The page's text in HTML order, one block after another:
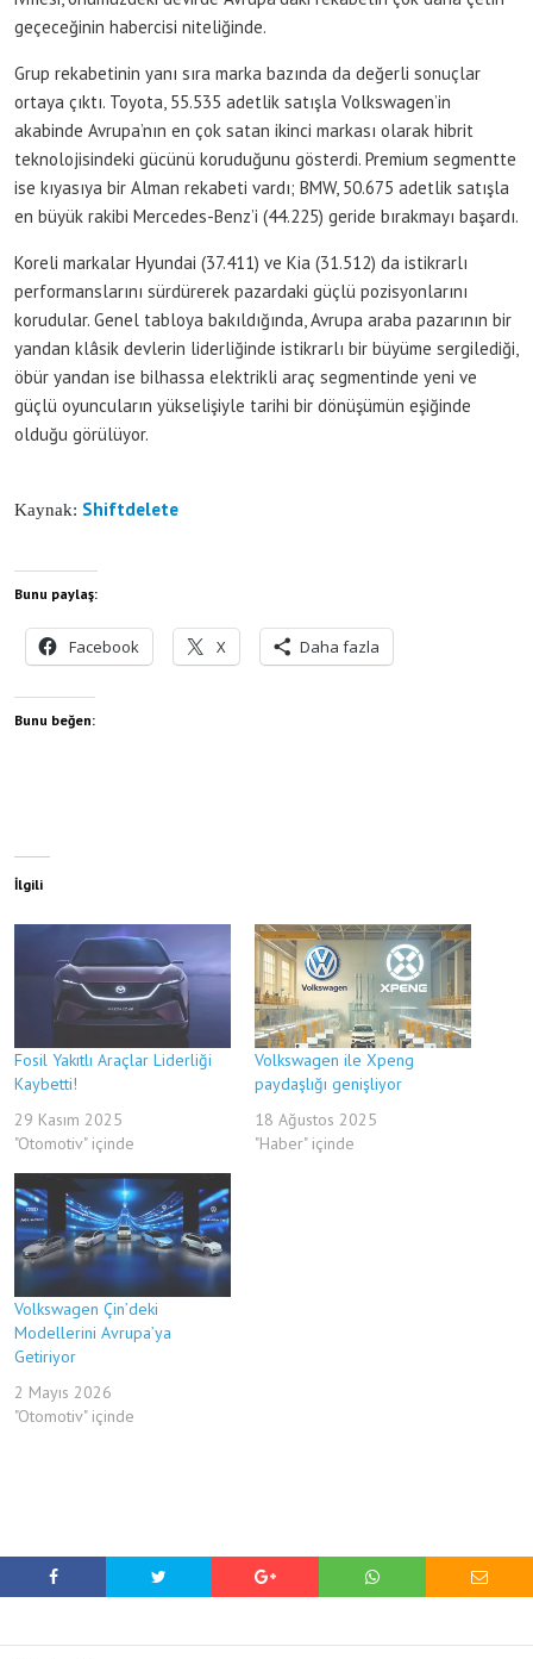
geçeceğinin habercisi niteliğinde.
Grup rekabetinin yanı sıra marka bazında da değerli sonuçlar
ortaya çıktı. Toyota, 55.535 adetlik satışla Volkswagen’in
akabinde Avrupa’nın en çok satan ikinci markası olarak hibrit
teknolojisindeki gücünü koruduğunu gösterdi. Premium segmentte
ise kıyasıya bir Alman rekabeti vardı; BMW, 50.675 adetlik satışla
en büyük rakibi Mercedes-Benz’i (44.225) geride bırakmayı başardı.
Koreli markalar Hyundai (37.411) ve Kia (31.512) da istikrarlı
performanslarını sürdürerek pazardaki güçlü pozisyonlarını
korudular. Genel tabloya bakıldığında, Avrupa araba pazarının bir
yandan klâsik devlerin liderliğinde istikrarlı bir büyüme sergilediği,
öbür yandan ise bilhassa elektrikli araç segmentinde yeni ve
güçlü oyuncuların yükselişiyle tarihi bir dönüşümün eşiğinde
olduğu görülüyor.
Kaynak: Shiftdelete
Bunu paylaş:
Facebook X Daha fazla
Bunu beğen:
İlgili
Fosil Yakıtlı Araçlar Liderliği
Kaybetti!
29 Kasım 2025
"Otomotiv" içinde
Volkswagen ile Xpeng
paydaşlığı genişliyor
18 Ağustos 2025
"Haber" içinde
Volkswagen Çin’deki
Modellerini Avrupa’ya
Getiriyor
2 Mayıs 2026
"Otomotiv" içinde